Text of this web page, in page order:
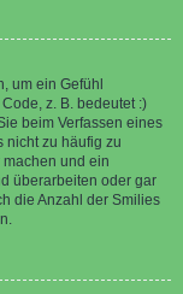
um ein Gefühl
z. B. bedeutet :)
beim Verfassen eines
nicht zu häufig zu
und ein
überarbeiten oder gar
die Anzahl der Smilies